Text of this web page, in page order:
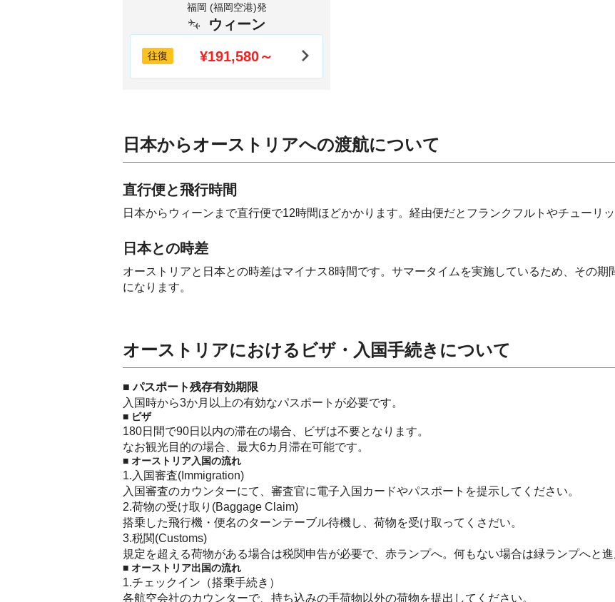
福岡 (福岡空港)発
ウィーン
往復 ¥191,580～
日本からオーストリアへの渡航について
直行便と飛行時間
日本からウィーンまで直行便で12時間ほどかかります。経由便だとフランクフルトやチューリ
日本との時差
オーストリアと日本との時差はマイナス8時間です。サマータイムを実施しているため、その
になります。
オーストリアにおけるビザ・入国手続きについて
■ パスポート残存有効期限
入国時から3か月以上の有効なパスポートが必要です。
■ ビザ
180日間で90日以内の滞在の場合、ビザは不要となります。
なお観光目的の場合、最大6カ月滞在可能です。
■ オーストリア入国の流れ
1.入国審査(Immigration)
入国審査のカウンターにて、審査官に電子入国カードやパスポートを提示してください。
2.荷物の受け取り(Baggage Claim)
搭乗した飛行機・便名のターンテーブル待機し、荷物を受け取ってくさだい。
3.税関(Customs)
規定を超える荷物がある場合は税関申告が必要で、赤ランプへ。何もない場合は緑ランプへと進
■ オーストリア出国の流れ
1.チェックイン（搭乗手続き）
各航空会社のカウンターで、持ち込みの手荷物以外の荷物を提出してください。